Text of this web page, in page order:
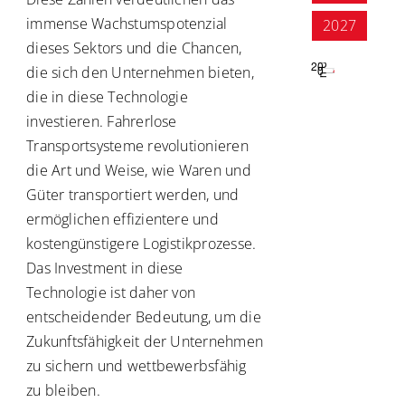
immense Wachstumspotenzial
dieses Sektors und die Chancen,
die sich den Unternehmen bieten,
die in diese Technologie
investieren. Fahrerlose
Transportsysteme revolutionieren
die Art und Weise, wie Waren und
Güter transportiert werden, und
ermöglichen effizientere und
kostengünstigere Logistikprozesse.
Das Investment in diese
Technologie ist daher von
entscheidender Bedeutung, um die
Zukunftsfähigkeit der Unternehmen
zu sichern und wettbewerbsfähig
zu bleiben.
2027